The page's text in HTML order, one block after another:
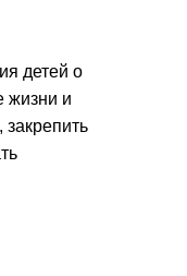
детей о
жизни и
закрепить